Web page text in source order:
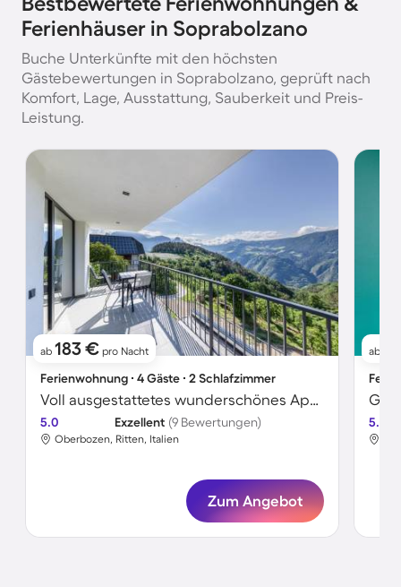
Ferienhäuser in Soprabolzano
Buche Unterkünfte mit den höchsten
Gästebewertungen in Soprabolzano, geprüft nach
Komfort, Lage, Ausstattung, Sauberkeit und Preis-
Leistung.
ab 183 € pro Nacht
Ferienwohnung ∙ 4 Gäste ∙ 2 Schlafzimmer
Voll ausgestattetes wunderschönes Apartment mit Sauna, Terrasse und Garten
5.0 Exzellent (9 Bewertungen)
Oberbozen, Ritten, Italien
Zum Angebot
ab
5.0